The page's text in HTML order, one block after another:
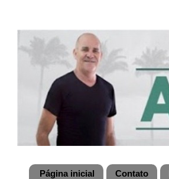
Página inicial Contato